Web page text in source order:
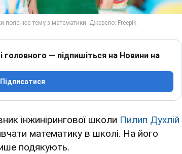
головного — підпишіться на Новини на
Підписатися
інжинірингової школи Пилип Духлій
математику в школі. На його
подякують.